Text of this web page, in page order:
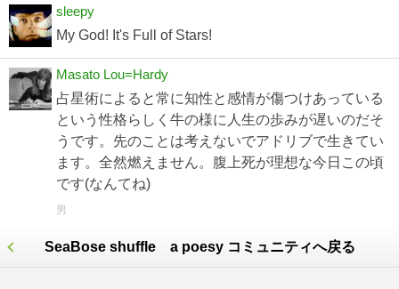
sleepy
My God! It's Full of Stars!
Masato Lou=Hardy
占星術によると常に知性と感情が傷つけあっている
という性格らしく牛の様に人生の歩みが遅いのだそ
うです。先のことは考えないでアドリブで生きてい
ます。全然燃えません。腹上死が理想な今日この頃
です(なんてね)
男
SeaBose shuffle a poesy コミュニティへ戻る